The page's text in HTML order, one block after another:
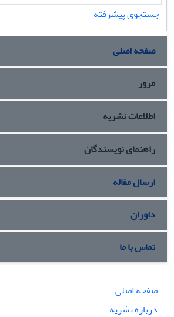
جستجوی پیشرفته
صفحه اصلی
مرور
اطلاعات نشریه
راهنمای نویسندگان
ارسال مقاله
داوران
تماس با ما
صفحه اصلی
درباره نشریه